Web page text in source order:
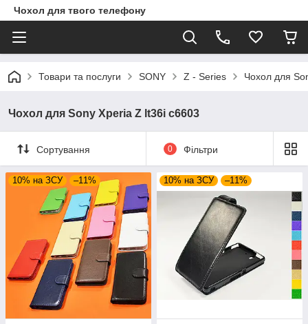
Чохол для твого телефону
Товари та послуги SONY Z - Series Чохол для
Чохол для Sony Xperia Z lt36i c6603
Сортування 0 Фільтри
10% на ЗСУ –11% 10% на ЗСУ –11%